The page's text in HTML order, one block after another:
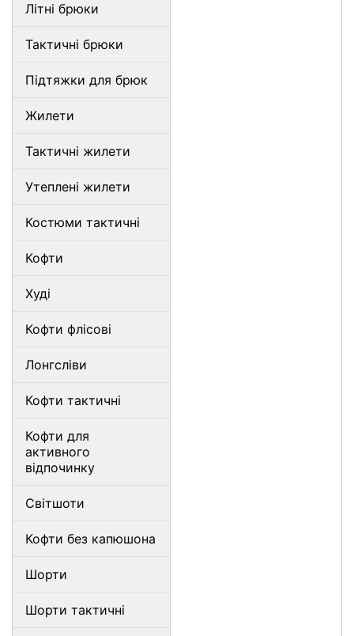
Літні брюки
Тактичні брюки
Підтяжки для брюк
Жилети
Тактичні жилети
Утеплені жилети
Костюми тактичні
Кофти
Худі
Кофти флісові
Лонгсліви
Кофти тактичні
Кофти для
активного
відпочинку
Світшоти
Кофти без капюшона
Шорти
Шорти тактичні